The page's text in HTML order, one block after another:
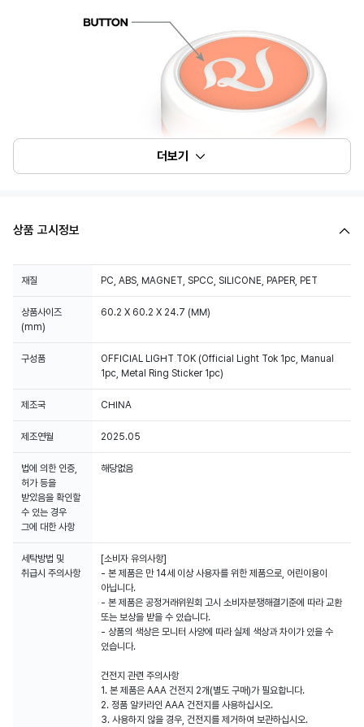
더보기
상품 고시정보
재질 PC, ABS, MAGNET, SPCC, SILICONE, PAPER, PET
상품사이즈
(mm)
60.2 X 60.2 X 24.7 (MM)
구성품
OFFICIAL LIGHT TOK (Official Light Tok 1pc, Manual
1pc, Metal Ring Sticker 1pc)
제조국 CHINA
제조연월 2025.05
법에 의한 인증,
허가 등을
받았음을 확인할
수 있는 경우
그에 대한 사항
해당없음
세탁방법 및
취급시 주의사항
[소비자 유의사항]
- 본 제품은 만 14세 이상 사용자를 위한 제품으로, 어린이용이
아닙니다.
- 본 제품은 공정거래위원회 고시 소비자분쟁해결기준에 따라 교환
또는 보상을 받을 수 있습니다.
- 상품의 색상은 모니터 사양에 따라 실제 색상과 차이가 있을 수
있습니다.
건전지 관련 주의사항
1. 본 제품은 AAA 건전지 2개(별도 구매)가 필요합니다.
2. 정품 알카라인 AAA 건전지를 사용하십시오.
3. 사용하지 않을 경우, 건전지를 제거하여 보관하십시오.